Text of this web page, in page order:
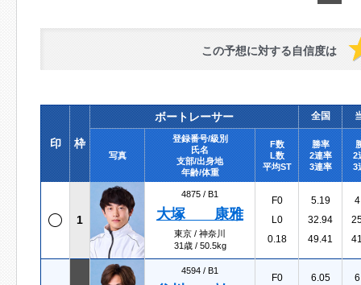
この予想に対する自信度は
印 枠
ボートレーサー 全国
写真
登録番号/級別
氏名
支部/出身地
年齢/体重
F数
L数
平均ST
勝率
2連率
3連率
2
3
1
4875 / B1
大塚 康雅
東京 / 神奈川
31歳 / 50.5kg
F0
L0
0.18
5.19
32.94
49.41
4594 / B1
F0
6.05